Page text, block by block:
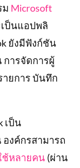
ม Microsoft
ป็นแอปพลิ
ยังมีฟังก์ชัน
การจัดการผู้
ยการ บันทึก
เป็น
งค์กรสามารถ
ช้หลายคน (ผ่าน